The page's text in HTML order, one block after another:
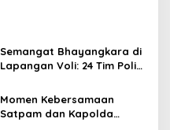
Semangat Bhayangkara di
Lapangan Voli: 24 Tim Polisi
dengan Sportivitas dan
Integritas
Momen Kebersamaan
Satpam dan Kapolda